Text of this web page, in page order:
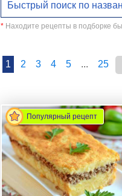
* Находите рецепты в подборке
1 2 3 4 5 ... 25
Популярный рецепт